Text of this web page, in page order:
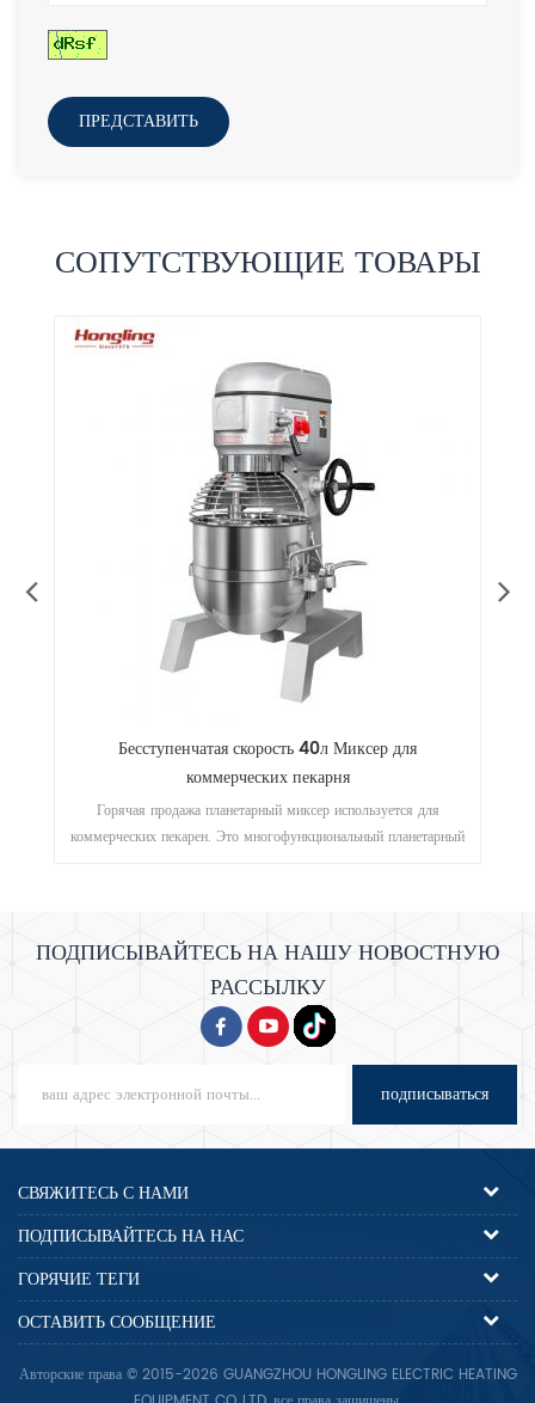
ПРЕДСТАВИТЬ
СОПУТСТВУЮЩИЕ ТОВАРЫ
Бесступенчатая скорость 40л Миксер для
коммерческих пекарня
Горячая продажа планетарный миксер используется для
коммерческих пекарен. Это многофункциональный планетарный
ПОДПИСЫВАЙТЕСЬ НА НАШУ НОВОСТНУЮ
РАССЫЛКУ
подписываться
СВЯЖИТЕСЬ С НАМИ
ПОДПИСЫВАЙТЕСЬ НА НАС
ГОРЯЧИЕ ТЕГИ
ОСТАВИТЬ СООБЩЕНИЕ
Авторские права © 2015-2026 GUANGZHOU HONGLING ELECTRIC HEATING